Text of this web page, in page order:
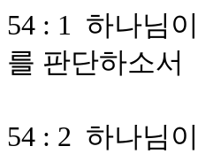
54 : 1 하나님
를 판단하소서
54 : 2 하나님